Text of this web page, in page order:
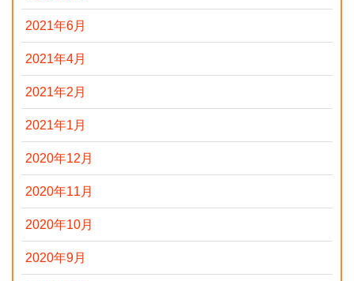
2021年6月
2021年4月
2021年2月
2021年1月
2020年12月
2020年11月
2020年10月
2020年9月